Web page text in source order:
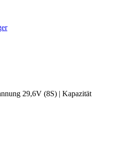
29,6V (8S) | Kapazität